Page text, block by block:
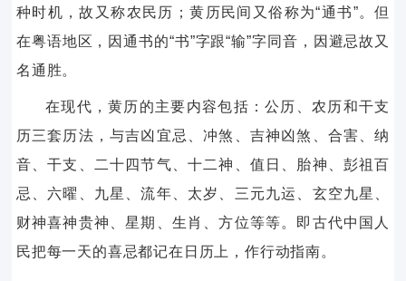
种时机，故又称农民历；黄历民间又俗称为“通书”。但
在粤语地区，因通书的“书”字跟“输”字同音，因避忌故又
名通胜。
在现代，黄历的主要内容包括：公历、农历和干支
历三套历法，与吉凶宜忌、冲煞、吉神凶煞、合害、纳
音、干支、二十四节气、十二神、值日、胎神、彭祖百
忌、六曜、九星、流年、太岁、三元九运、玄空九星、
财神喜神贵神、星期、生肖、方位等等。即古代中国人
民把每一天的喜忌都记在日历上，作行动指南。